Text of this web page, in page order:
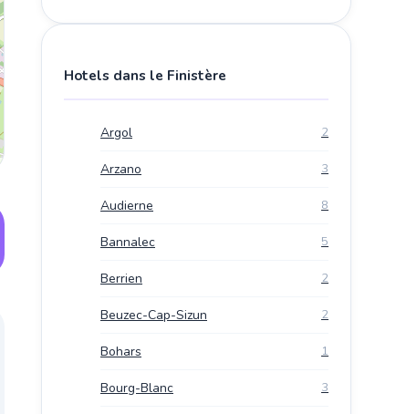
Hotels dans le Finistère
Argol 2
Arzano 3
Audierne 8
Bannalec 5
Berrien 2
Beuzec-Cap-Sizun 2
Bohars 1
Bourg-Blanc 3